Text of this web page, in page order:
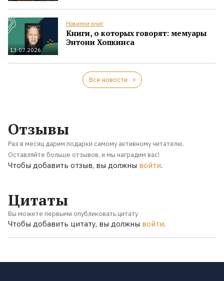
13.07.2026
Новинки книг
Книги, о которых говорят: мемуары
Энтони Хопкинса
Все новости
Отзывы
Раз в месяц дарим подарки самому активному читателю.
Оставляйте больше отзывов, и мы наградим вас!
Чтобы добавить отзыв, вы должны войти.
Цитаты
Вы можете первыми опубликовать цитату
Чтобы добавить цитату, вы должны войти.